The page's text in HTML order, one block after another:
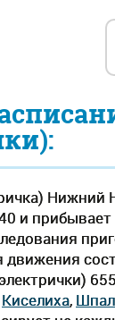
и
Киселиха,